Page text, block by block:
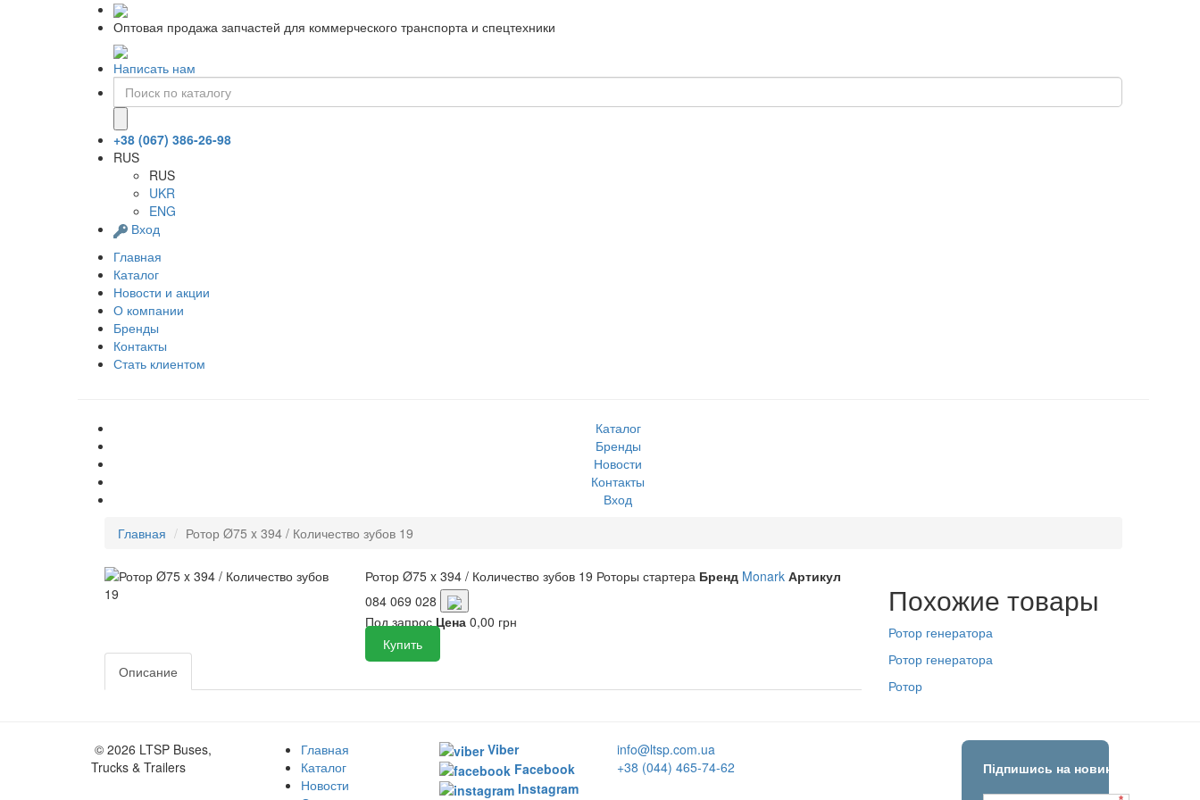
Оптовая продажа запчастей для коммерческого транспорта и спецтехники
Написать нам
+38 (067) 386-26-98
RUS
RUS
UKR
ENG
Вход
Главная
Каталог
Новости и акции
О компании
Бренды
Контакты
Стать клиентом
Каталог
Бренды
Новости
Контакты
Вход
Главная
Ротор Ø75 x 394 / Количество зубов 19
Ротор Ø75 x 394 / Количество зубов 19 Роторы стартера Бренд Monark Артикул
084 069 028
Под запросЦена 0,00 грн
Купить
Описание
Похожие товары
Ротор генератора
Ротор генератора
Ротор
© 2026 LTSP Buses,
Trucks & Trailers
Главная
Каталог
Новости
Viber
Facebook
Instagram
info@ltsp.com.ua
+38 (044) 465-74-62
Підпишись на новини!